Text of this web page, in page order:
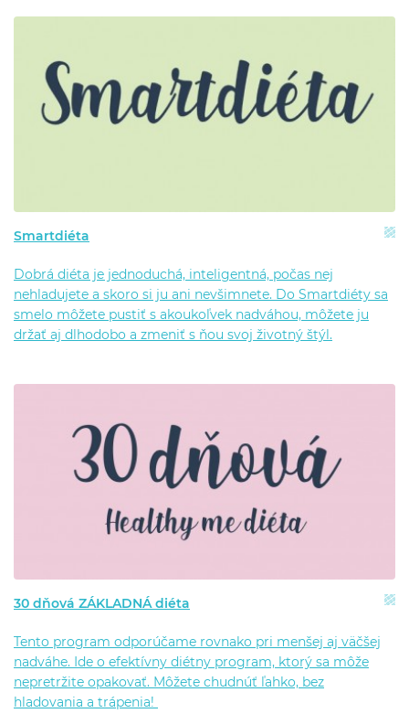
Smartdiéta
Dobrá diéta je jednoduchá, inteligentná, počas nej
nehladujete a skoro si ju ani nevšimnete. Do Smartdiéty sa
smelo môžete pustiť s akoukoľvek nadváhou, môžete ju
držať aj dlhodobo a zmeniť s ňou svoj životný štýl.
30 dňová ZÁKLADNÁ diéta
Tento program odporúčame rovnako pri menšej aj väčšej
nadváhe. Ide o efektívny diétny program, ktorý sa môže
nepretržite opakovať. Môžete chudnúť ľahko, bez
hladovania a trápenia!